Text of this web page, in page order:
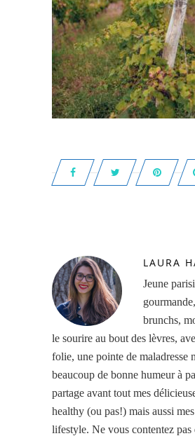
LAURA
Jeune
brunchs,
le sourire au bout des lèvres,
folie, une pointe de maladresse
beaucoup de bonne humeur à
partage avant tout mes
healthy (ou pas!) mais aussi
lifestyle. Ne vous contentez pas